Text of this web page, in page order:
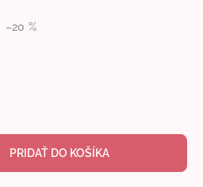
–20 %
PRIDAŤ DO KOŠÍKA